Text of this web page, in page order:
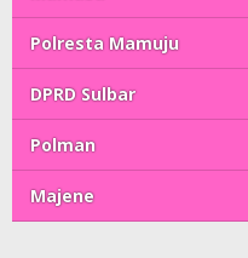
Polresta Mamuju
DPRD Sulbar
Polman
Majene